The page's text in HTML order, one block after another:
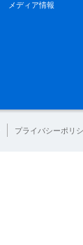
メディア情報
プライバシーポリ